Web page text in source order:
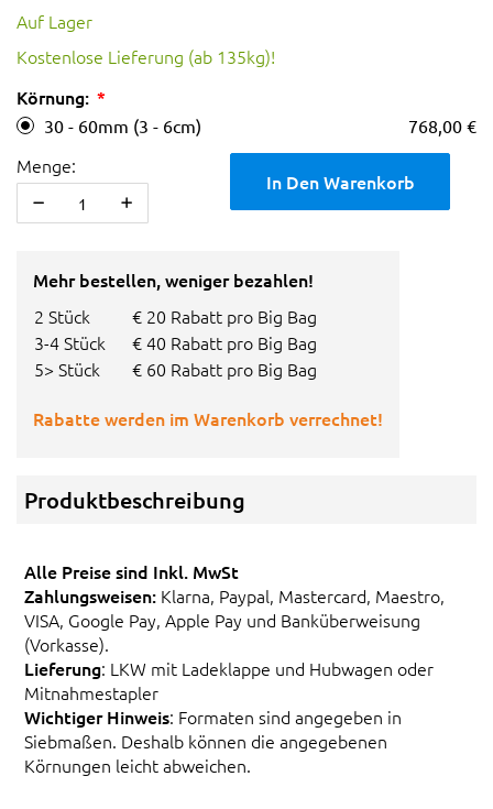
Auf Lager
Kostenlose Lieferung (ab 135kg)!
Körnung:
30 - 60mm (3 - 6cm) 768,00 €
Menge:
In Den Warenkorb
Mehr bestellen, weniger bezahlen!
2 Stück
€ 20 Rabatt pro Big Bag
3-4 Stück
€ 40 Rabatt pro Big Bag
5> Stück
€ 60 Rabatt pro Big Bag
Rabatte werden im Warenkorb verrechnet!
Produktbeschreibung
Alle Preise sind Inkl. MwSt
Zahlungsweisen: Klarna, Paypal, Mastercard, Maestro,
VISA, Google Pay, Apple Pay und Banküberweisung
(Vorkasse).
Lieferung: LKW mit Ladeklappe und Hubwagen oder
Mitnahmestapler
Wichtiger Hinweis: Formaten sind angegeben in
Siebmaßen. Deshalb können die angegebenen
Körnungen leicht abweichen.